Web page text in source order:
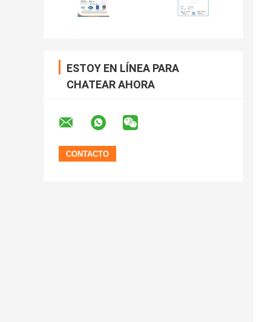
ESTOY EN LÍNEA PARA
CHATEAR AHORA